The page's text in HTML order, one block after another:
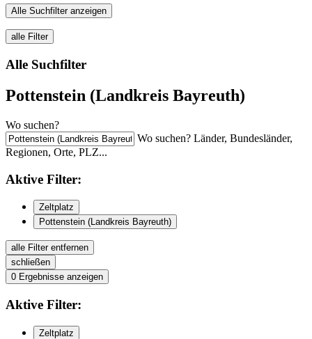
Alle Suchfilter anzeigen
alle Filter
Alle Suchfilter
Pottenstein (Landkreis Bayreuth)
Wo suchen?
Wo suchen? Länder, Bundesländer,
Regionen, Orte, PLZ...
Aktive Filter:
Zeltplatz
Pottenstein (Landkreis Bayreuth)
alle Filter entfernen
schließen
0 Ergebnisse anzeigen
Aktive Filter:
Zeltplatz